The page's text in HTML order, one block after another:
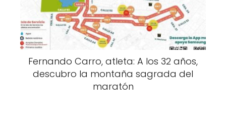
Fernando Carro, atleta: A los 32 años,
descubro la montaña sagrada del
maratón